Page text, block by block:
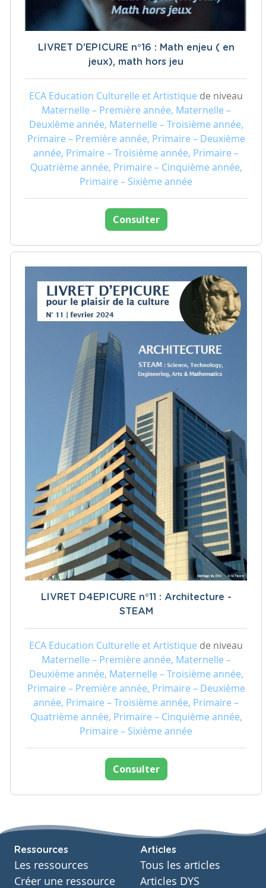
LIVRET D'EPICURE n°16 : Math enjeu ( en
jeux), math hors jeu
ECA Education Culturelle et Artistique de niveau
Maternelle – Première année, Maternelle –
Deuxième année, Maternelle – Troisième année,
Primaire – Première année, Primaire – Deuxième
année, Primaire – Troisième année, Primaire –
Quatrième année, Primaire – Cinquième année,
Primaire – Sixième année
Consulter
LIVRET D4EPICURE n°11 : Architecture -
STEAM
ECA Education Culturelle et Artistique de niveau
Maternelle – Première année, Maternelle –
Deuxième année, Maternelle – Troisième année,
Primaire – Première année, Primaire – Deuxième
année, Primaire – Troisième année, Primaire –
Quatrième année, Primaire – Cinquième année,
Primaire – Sixième année
Consulter
Ressources
Les ressources
Créer une ressource
Articles
Tous les articles
Articles DYS